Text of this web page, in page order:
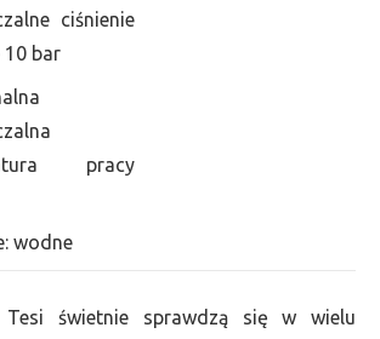
ciśnienie
10 bar
pracy
wodne
Tesi świetnie sprawdzą się w wielu